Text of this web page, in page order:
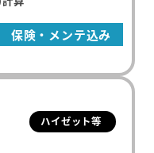
保険・メンテ込み
ハイゼット等